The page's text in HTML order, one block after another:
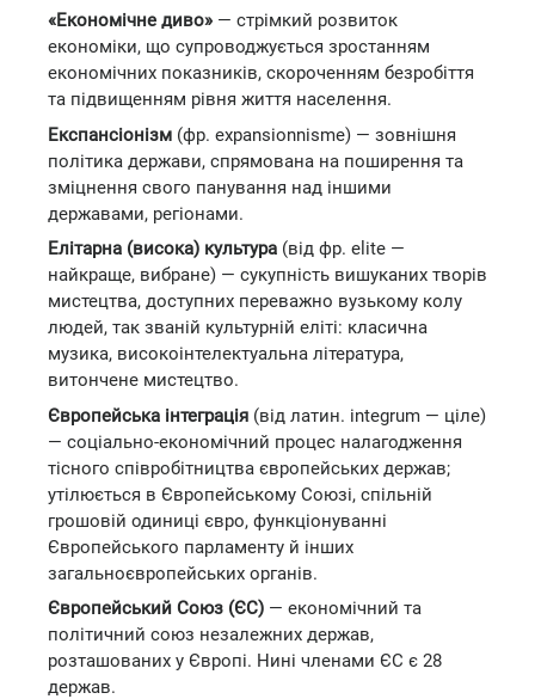
«Економічне диво» — стрімкий розвиток
економіки, що супроводжується зростанням
економічних показників, скороченням безробіття
та підвищенням рівня життя населення.
Експансіонізм (фр. expansionnisme) — зовнішня
політика держави, спрямована на поширення та
зміцнення свого панування над іншими
державами, регіонами.
Елітарна (висока) культура (від фр. elite —
найкраще, вибране) — сукупність вишуканих творів
мистецтва, доступних переважно вузькому колу
людей, так званій культурній еліті: класична
музика, високоінтелектуальна література,
витончене мистецтво.
Європейська інтеграція (від латин. integrum — ціле)
— соціально-економічний процес налагодження
тісного співробітництва європейських держав;
утілюється в Європейському Союзі, спільній
грошовій одиниці євро, функціонуванні
Європейського парламенту й інших
загальноєвропейських органів.
Європейський Союз (ЄС) — економічний та
політичний союз незалежних держав,
розташованих у Європі. Нині членами ЄС є 28
держав.